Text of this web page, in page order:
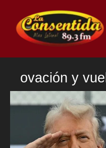
contenido
ovación y